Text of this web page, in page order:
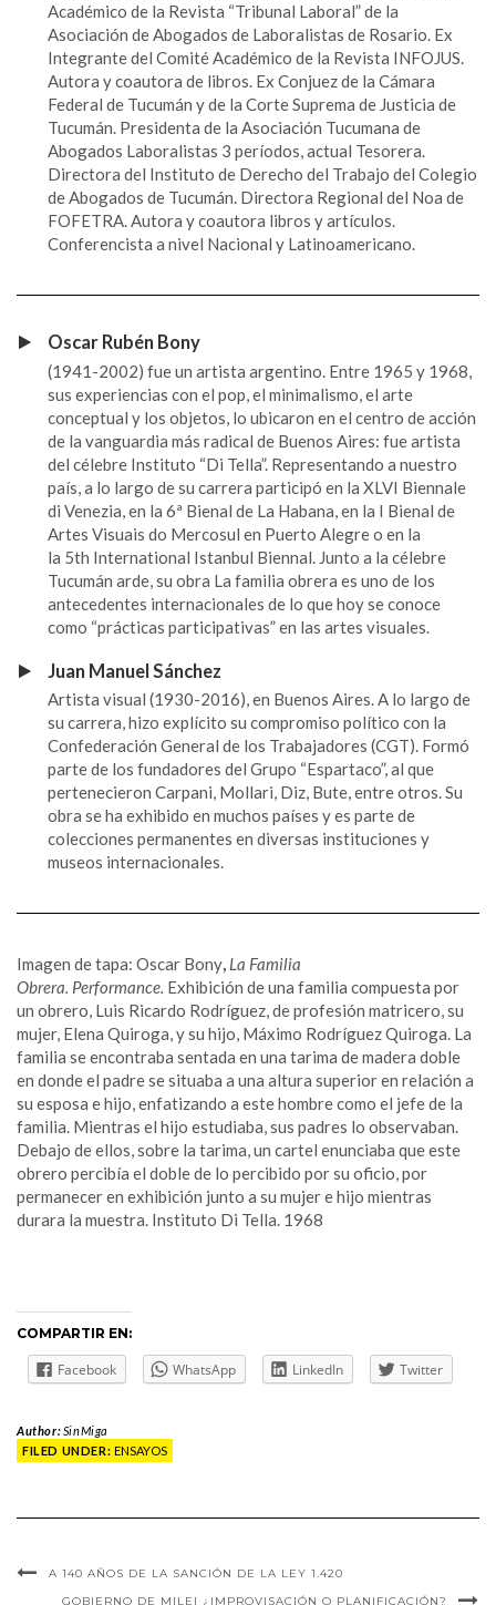
Académico de la Revista “Tribunal Laboral” de la
Asociación de Abogados de Laboralistas de Rosario. Ex
Integrante del Comité Académico de la Revista INFOJUS.
Autora y coautora de libros. Ex Conjuez de la Cámara
Federal de Tucumán y de la Corte Suprema de Justicia de
Tucumán. Presidenta de la Asociación Tucumana de
Abogados Laboralistas 3 períodos, actual Tesorera.
Directora del Instituto de Derecho del Trabajo del Colegio
de Abogados de Tucumán. Directora Regional del Noa de
FOFETRA. Autora y coautora libros y artículos.
Conferencista a nivel Nacional y Latinoamericano.
Oscar Rubén Bony
(1941-2002) fue un artista argentino. Entre 1965 y 1968,
sus experiencias con el pop, el minimalismo, el arte
conceptual y los objetos, lo ubicaron en el centro de acción
de la vanguardia más radical de Buenos Aires: fue artista
del célebre Instituto “Di Tella”. Representando a nuestro
país, a lo largo de su carrera participó en la XLVI Biennale
di Venezia, en la 6ª Bienal de La Habana, en la I Bienal de
Artes Visuais do Mercosul en Puerto Alegre o en la
la 5th International Istanbul Biennal. Junto a la célebre
Tucumán arde, su obra La familia obrera es uno de los
antecedentes internacionales de lo que hoy se conoce
como “prácticas participativas” en las artes visuales.
Juan Manuel Sánchez
Artista visual (1930-2016), en Buenos Aires. A lo largo de
su carrera, hizo explícito su compromiso político con la
Confederación General de los Trabajadores (CGT). Formó
parte de los fundadores del Grupo “Espartaco”, al que
pertenecieron Carpani, Mollari, Diz, Bute, entre otros. Su
obra se ha exhibido en muchos países y es parte de
colecciones permanentes en diversas instituciones y
museos internacionales.
Imagen de tapa: Oscar Bony, La Familia
Obrera. Performance. Exhibición de una familia compuesta por
un obrero, Luis Ricardo Rodríguez, de profesión matricero, su
mujer, Elena Quiroga, y su hijo, Máximo Rodríguez Quiroga. La
familia se encontraba sentada en una tarima de madera doble
en donde el padre se situaba a una altura superior en relación a
su esposa e hijo, enfatizando a este hombre como el jefe de la
familia. Mientras el hijo estudiaba, sus padres lo observaban.
Debajo de ellos, sobre la tarima, un cartel enunciaba que este
obrero percibía el doble de lo percibido por su oficio, por
permanecer en exhibición junto a su mujer e hijo mientras
durara la muestra. Instituto Di Tella. 1968
COMPARTIR EN:
Facebook WhatsApp LinkedIn Twitter
Author:SinMiga
FILED UNDER: ENSAYOS
A 140 AÑOS DE LA SANCIÓN DE LA LEY 1.420
GOBIERNO DE MILEI ¿IMPROVISACIÓN O PLANIFICACIÓN?